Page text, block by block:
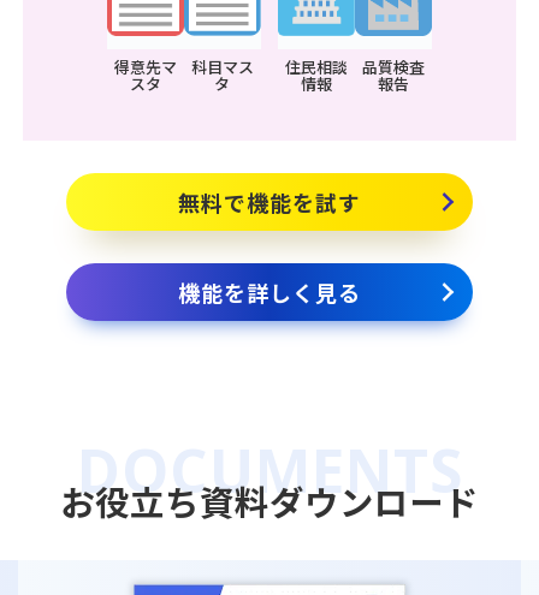
得意先マ
スタ
科目マス
タ
住民相談
情報
品質検査
報告
無料で機能を試す
機能を詳しく見る
お役⽴ち資料ダウンロード